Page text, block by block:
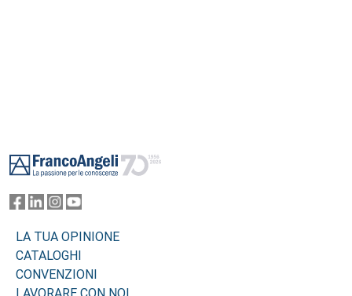
LA TUA OPINIONE
CATALOGHI
CONVENZIONI